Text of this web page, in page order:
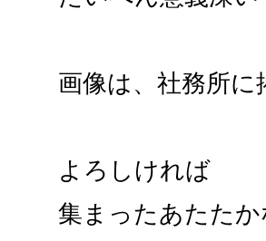
画像は、社務所
よろしければ
集まったあたた